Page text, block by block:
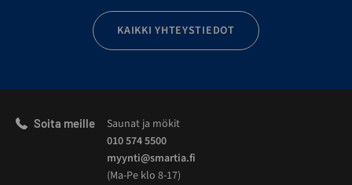
KAIKKI YHTEYSTIEDOT
Soita meille
Saunat ja mökit
010 574 5500
myynti@smartia.fi
(Ma-Pe klo 8-17)